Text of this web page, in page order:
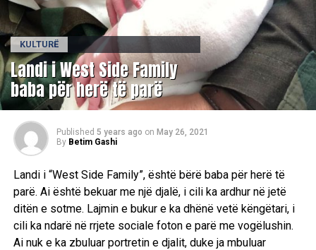
KULTURË
Landi i West Side Family
baba për herë të parë
Published 5 years ago on May 26, 2021
By Betim Gashi
Landi i “West Side Family”, është bërë baba për herë të
parë. Ai është bekuar me një djalë, i cili ka ardhur në jetë
ditën e sotme. Lajmin e bukur e ka dhënë vetë këngëtari, i
cili ka ndarë në rrjete sociale foton e parë me vogëlushin.
Ai nuk e ka zbuluar portretin e djalit, duke ja mbuluar